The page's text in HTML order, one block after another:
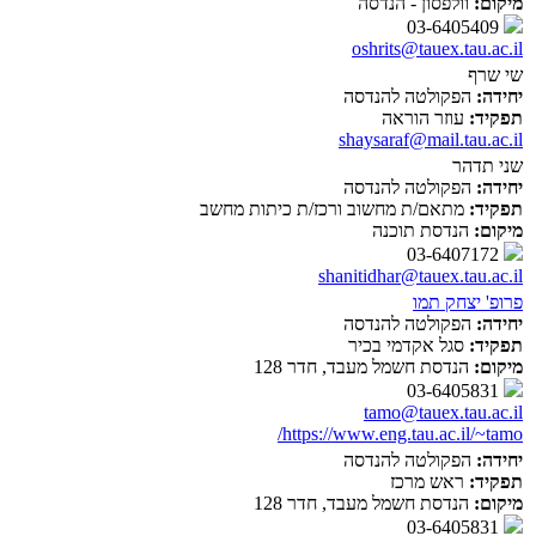
oshrits@tauex.tau.ac.il
שי שרף
יחידה: הפקולטה להנדסה
תפקיד: עוזר הוראה
shaysaraf@mail.tau.ac.il
שני תדהר
יחידה: הפקולטה להנדסה
תפקיד: מתאם/ת מחשוב ורכז/ת כיתות מחשב
מיקום: הנדסת תוכנה
shanitidhar@tauex.tau.ac.il
פרופ' יצחק תמו
יחידה: הפקולטה להנדסה
תפקיד: סגל אקדמי בכיר
מיקום: הנדסת חשמל מעבד, חדר 128
tamo@tauex.tau.ac.il
https://www.eng.tau.ac.il/~tamo/
יחידה: הפקולטה להנדסה
תפקיד: ראש מרכז
מיקום: הנדסת חשמל מעבד, חדר 128